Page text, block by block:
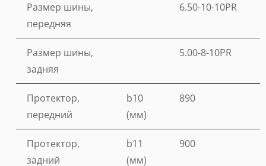
Размер шины,
передняя
6.50-10-10PR
Размер шины,
задняя
5.00-8-10PR
Протектор,
передний
b10
(мм)
890
Протектор,
задний
b11
(мм)
900